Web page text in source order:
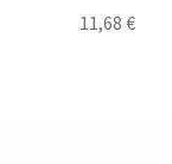
11,68 €